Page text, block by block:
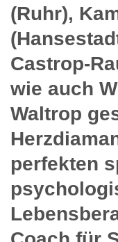
(Ruhr),
Castrop-
wie auch
Waltrop
perfekten